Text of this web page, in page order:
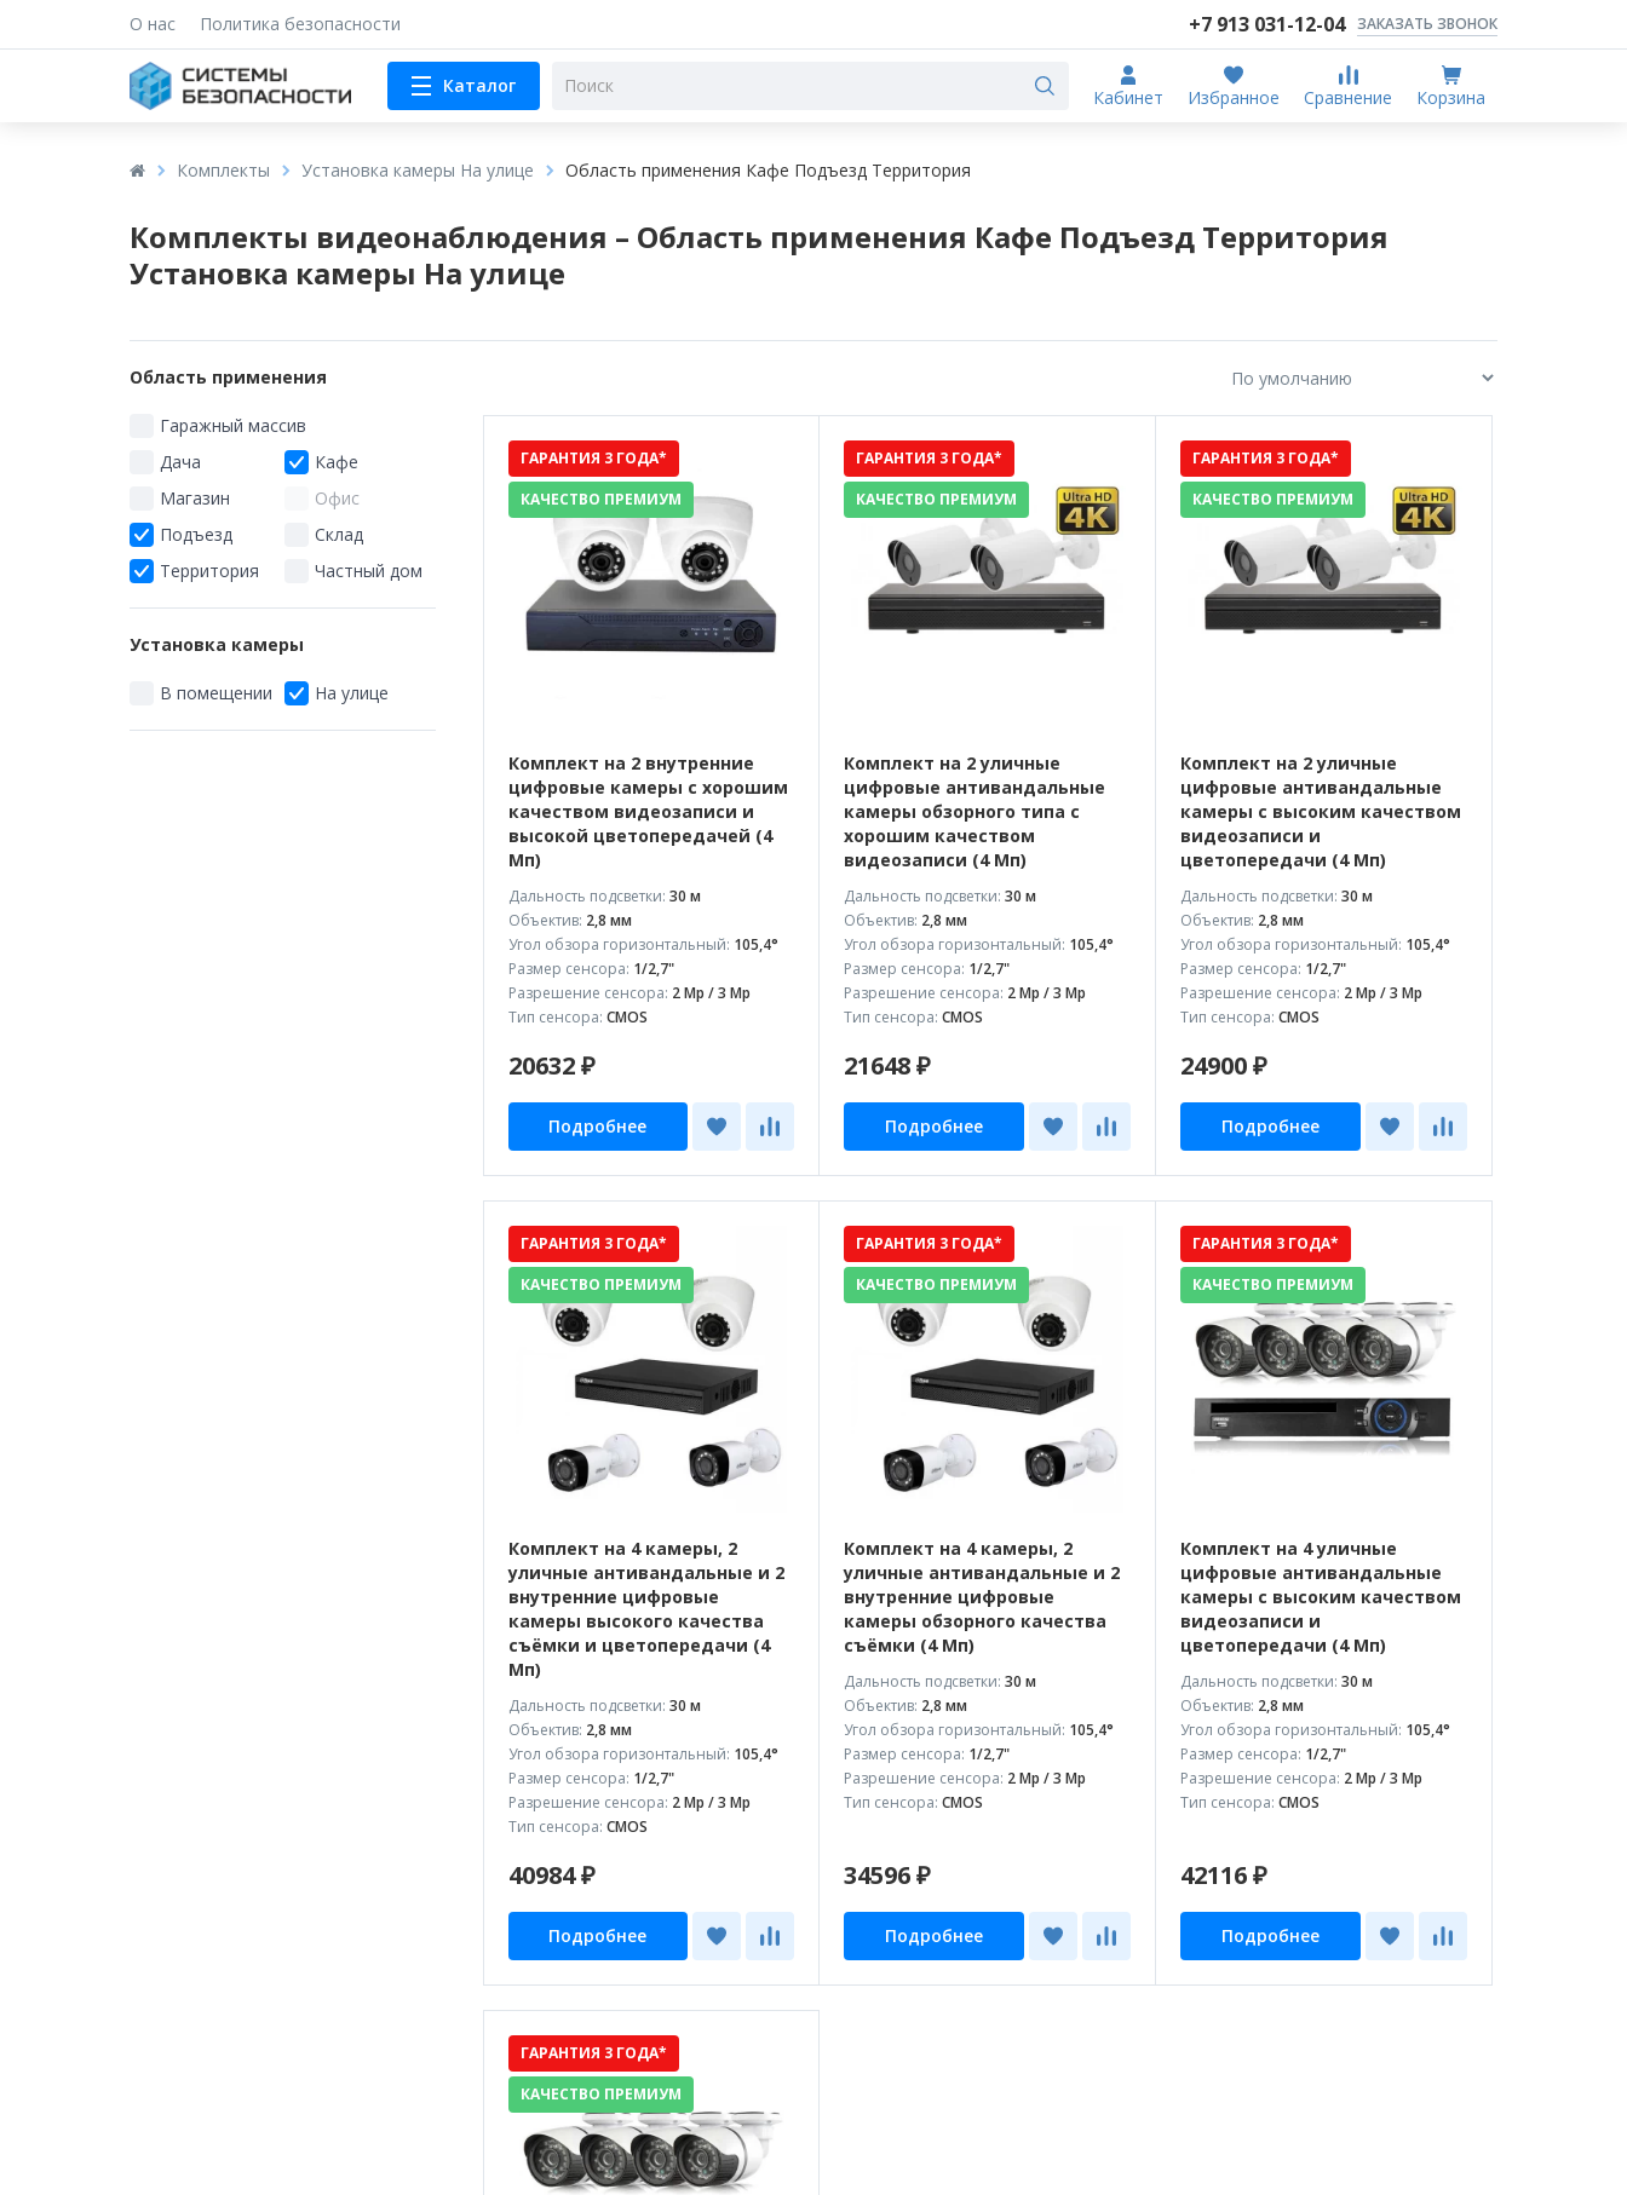
О нас Политика безопасности +7 913 031-12-04 ЗАКАЗАТЬ ЗВОНОК
Каталог
Кабинет Избранное Сравнение Корзина
Комплекты Установка камеры На улице Область применения Кафе Подъезд Территория
Комплекты видеонаблюдения – Область применения Кафе Подъезд Территория
Установка камеры На улице
Область применения
Гаражный массив
Дача
Кафе
Магазин
Офис
Подъезд
Склад
Территория
Частный дом
Установка камеры
В помещении На улице
Комплект на 2 внутренние
цифровые камеры с хорошим
качеством видеозаписи и
высокой цветопередачей (4
Мп)
ГАРАНТИЯ 3 ГОДА*
КАЧЕСТВО ПРЕМИУМ
Дальность подсветки: 30 м
Объектив: 2,8 мм
Угол обзора горизонтальный: 105,4°
Размер сенсора: 1/2,7"
Разрешение сенсора: 2 Mp / 3 Mp
Тип сенсора: CMOS
20632 ₽
Подробнее
Комплект на 2 уличные
цифровые антивандальные
камеры обзорного типа с
хорошим качеством
видеозаписи (4 Мп)
ГАРАНТИЯ 3 ГОДА*
КАЧЕСТВО ПРЕМИУМ
Дальность подсветки:30 м
Объектив: 2,8 мм
Угол обзора горизонтальный: 105,4°
Размер сенсора: 1/2,7"
Разрешение сенсора: 2 Mp / 3 Mp
Тип сенсора:CMOS
21648 ₽
Подробнее
Комплект на 2 уличные
цифровые антивандальные
камеры с высоким качеством
видеозаписи и
цветопередачи (4 Мп)
ГАРАНТИЯ 3 ГОДА*
КАЧЕСТВО ПРЕМИУМ
Дальность подсветки:30 м
Объектив: 2,8 мм
Угол обзора горизонтальный: 105,4°
Размер сенсора: 1/2,7"
Разрешение сенсора: 2 Mp / 3 Mp
Тип сенсора:CMOS
24900 ₽
Подробнее
Комплект на 4 камеры, 2
уличные антивандальные и 2
внутренние цифровые
камеры высокого качества
съёмки и цветопередачи (4
Мп)
ГАРАНТИЯ 3 ГОДА*
КАЧЕСТВО ПРЕМИУМ
Дальность подсветки: 30 м
Объектив: 2,8 мм
Угол обзора горизонтальный: 105,4°
Размер сенсора: 1/2,7"
Разрешение сенсора: 2 Mp / 3 Mp
Тип сенсора: CMOS
40984 ₽
Подробнее
Комплект на 4 камеры, 2
уличные антивандальные и 2
внутренние цифровые
камеры обзорного качества
съёмки (4 Мп)
ГАРАНТИЯ 3 ГОДА*
КАЧЕСТВО ПРЕМИУМ
Дальность подсветки:30 м
Объектив: 2,8 мм
Угол обзора горизонтальный: 105,4°
Размер сенсора: 1/2,7"
Разрешение сенсора: 2 Mp / 3 Mp
Тип сенсора:CMOS
34596 ₽
Подробнее
Комплект на 4 уличные
цифровые антивандальные
камеры с высоким качеством
видеозаписи и
цветопередачи (4 Мп)
ГАРАНТИЯ 3 ГОДА*
КАЧЕСТВО ПРЕМИУМ
Дальность подсветки:30 м
Объектив: 2,8 мм
Угол обзора горизонтальный: 105,4°
Размер сенсора: 1/2,7"
Разрешение сенсора: 2 Mp / 3 Mp
Тип сенсора:CMOS
42116 ₽
Подробнее
ГАРАНТИЯ 3 ГОДА*
КАЧЕСТВО ПРЕМИУМ